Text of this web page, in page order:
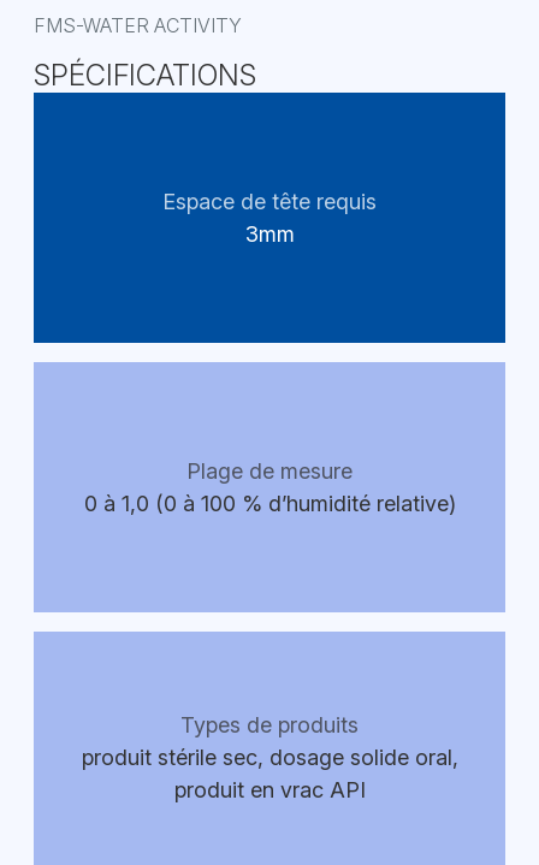
FMS-WATER ACTIVITY
SPÉCIFICATIONS
Espace de tête requis
3mm
Plage de mesure
0 à 1,0 (0 à 100 % d’humidité relative)
Types de produits
produit stérile sec, dosage solide oral,
produit en vrac API